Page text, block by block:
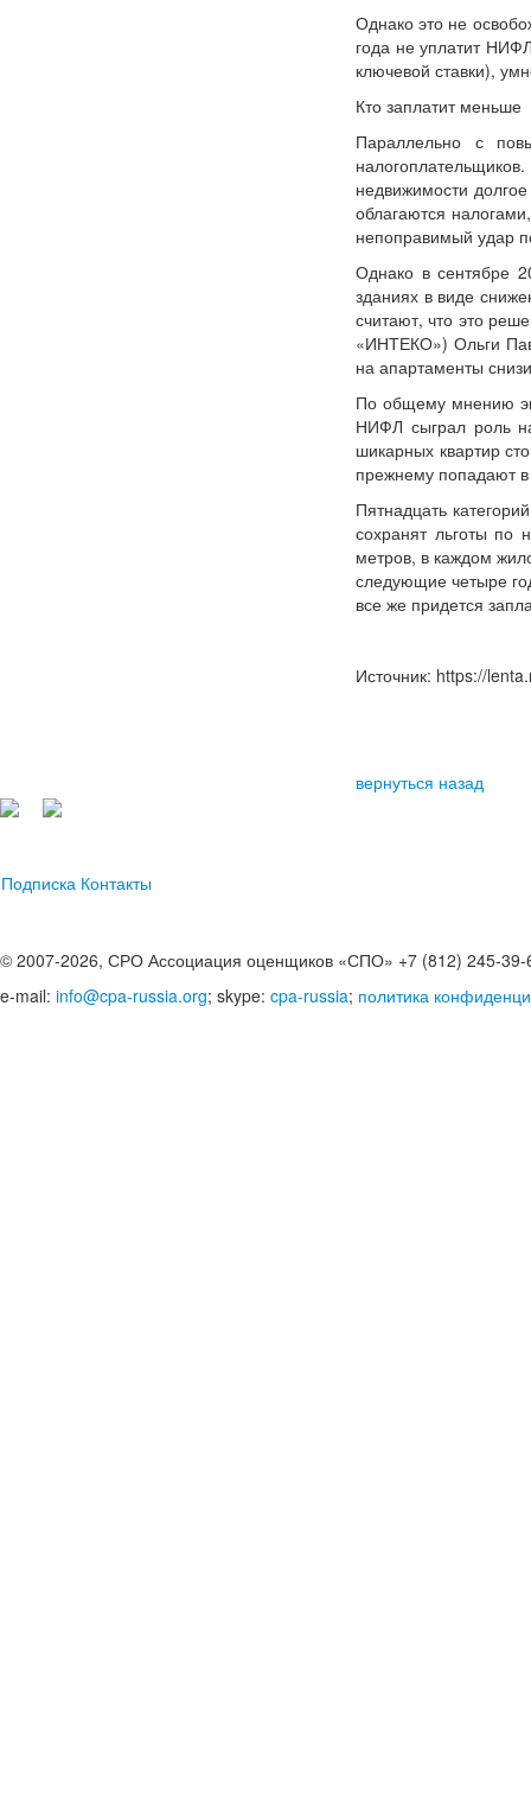
Однако это не
года не уплатит
ключевой ставки),
Кто заплатит меньше
Параллельно с
недвижимости
облагаются
непоправимый удар
Однако в сентябре
зданиях в виде
считают, что это
«ИНТЕКО») Ольги
на апартаменты
По общему мнению
НИФЛ сыграл роль
шикарных квартир
прежнему попадают
Пятнадцать
сохранят льготы по
метров, в каждом
следующие четыре
все же придется
Источник: https://
вернуться назад
Подписка Контакты
© 2007-2026, СРО Ассоциация оценщиков «СПО» +7 (812) 245-39-
e-mail: info@cpa-russia.org; skype: cpa-russia; политика